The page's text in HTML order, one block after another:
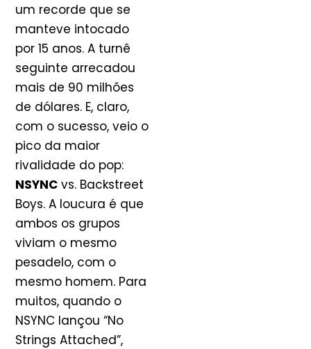
um recorde que se
manteve intocado
por 15 anos. A turnê
seguinte arrecadou
mais de 90 milhões
de dólares. E, claro,
com o sucesso, veio o
pico da maior
rivalidade do pop:
NSYNC vs. Backstreet
Boys. A loucura é que
ambos os grupos
viviam o mesmo
pesadelo, com o
mesmo homem. Para
muitos, quando o
NSYNC lançou “No
Strings Attached”,